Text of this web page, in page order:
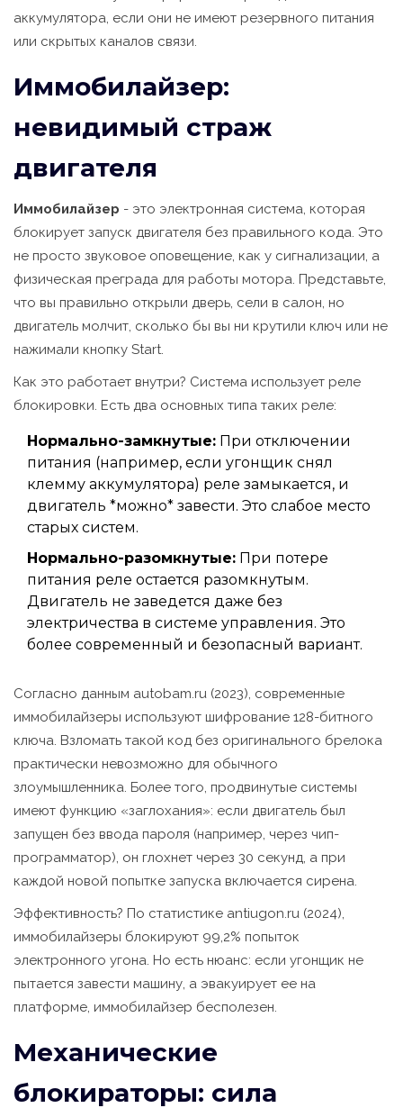
аккумулятора, если они не имеют резервного питания
или скрытых каналов связи.
Иммобилайзер:
невидимый страж
двигателя
Иммобилайзер - это электронная система, которая
блокирует запуск двигателя без правильного кода. Это
не просто звуковое оповещение, как у сигнализации, а
физическая преграда для работы мотора. Представьте,
что вы правильно открыли дверь, сели в салон, но
двигатель молчит, сколько бы вы ни крутили ключ или не
нажимали кнопку Start.
Как это работает внутри? Система использует реле
блокировки. Есть два основных типа таких реле:
Нормально-замкнутые: При отключении
питания (например, если угонщик снял
клемму аккумулятора) реле замыкается, и
двигатель *можно* завести. Это слабое место
старых систем.
Нормально-разомкнутые: При потере
питания реле остается разомкнутым.
Двигатель не заведется даже без
электричества в системе управления. Это
более современный и безопасный вариант.
Согласно данным autobam.ru (2023), современные
иммобилайзеры используют шифрование 128-битного
ключа. Взломать такой код без оригинального брелока
практически невозможно для обычного
злоумышленника. Более того, продвинутые системы
имеют функцию «заглохания»: если двигатель был
запущен без ввода пароля (например, через чип-
программатор), он глохнет через 30 секунд, а при
каждой новой попытке запуска включается сирена.
Эффективность? По статистике antiugon.ru (2024),
иммобилайзеры блокируют 99,2% попыток
электронного угона. Но есть нюанс: если угонщик не
пытается завести машину, а эвакуирует ее на
платформе, иммобилайзер бесполезен.
Механические
блокираторы: сила